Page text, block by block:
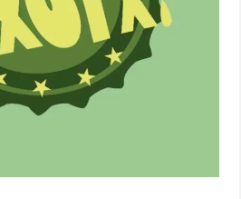
11/25
11/12